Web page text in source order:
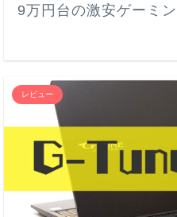
9万円台の激安ゲーミ
レビュー